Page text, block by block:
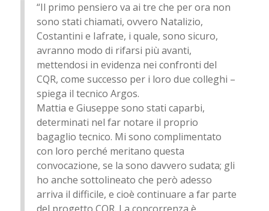
“Il primo pensiero va ai tre che per ora non
sono stati chiamati, ovvero Natalizio,
Costantini e Iafrate, i quale, sono sicuro,
avranno modo di rifarsi più avanti,
mettendosi in evidenza nei confronti del
CQR, come successo per i loro due colleghi –
spiega il tecnico Argos.
Mattia e Giuseppe sono stati caparbi,
determinati nel far notare il proprio
bagaglio tecnico. Mi sono complimentato
con loro perché meritano questa
convocazione, se la sono davvero sudata; gli
ho anche sottolineato che però adesso
arriva il difficile, e cioè continuare a far parte